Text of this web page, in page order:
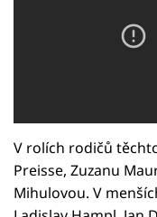
V rolích rodičů
Preisse, Zuzanu
Mihulovou. V